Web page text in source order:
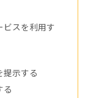
スを利用す
示する
る